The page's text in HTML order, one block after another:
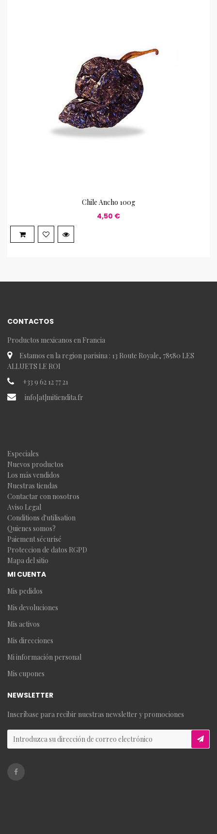
Chile Ancho 100g
4,50 €
CONTACTOS
Productos mexicanos en Francia
Estamos en la region parisina : 13 Route Royale, 78580 LES
ALLUETS LE ROI
+33 9 62 12 77 21
info[at]mitiendita.fr
Especiales
Nuevos productos
Los más vendidos
Nuestras tiendas
Contactar con nosotros
Aviso Legal
Conditions d'utilisation
Quienes somos?
Paiement sécurisé
Proteccion de datos RGPD
Mapa del sitio
MI CUENTA
Mis pedidos
Mis devoluciones
Mis activos
Mis direcciones
Mi información personal
Mis cupones
NEWSLETTER
Inscríbase para recibir nuestras newsletter y promociones